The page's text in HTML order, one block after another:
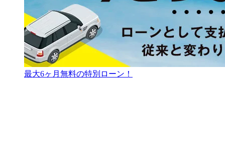
最大6ヶ月無料の特別ローン！